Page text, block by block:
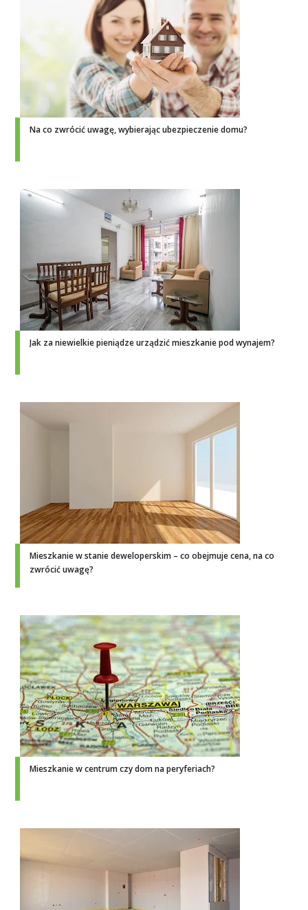
Na co zwrócić uwagę, wybierając ubezpieczenie domu?
Jak za niewielkie pieniądze urządzić mieszkanie pod wynajem?
Mieszkanie w stanie deweloperskim – co obejmuje cena, na co
zwrócić uwagę?
Mieszkanie w centrum czy dom na peryferiach?